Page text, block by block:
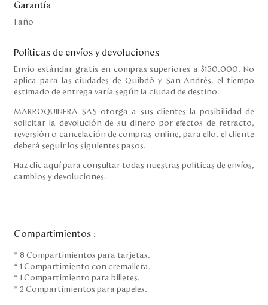
Garantía
1 año
Políticas de envíos y devoluciones
Envío estándar gratis en compras superiores a $150.000. No
aplica para las ciudades de Quibdó y San Andrés, el tiempo
estimado de entrega varía según la ciudad de destino.
MARROQUINERA SAS otorga a sus clientes la posibilidad de
solicitar la devolución de su dinero por efectos de retracto,
reversión o cancelación de compras online, para ello, el cliente
deberá seguir los siguientes pasos.
Haz clic aquí para consultar todas nuestras políticas de envíos,
cambios y devoluciones.
Compartimientos :
* 8 Compartimientos para tarjetas.
* 1 Compartimiento con cremallera.
* 1 Compartimiento para billetes.
* 2 Compartimientos para papeles.